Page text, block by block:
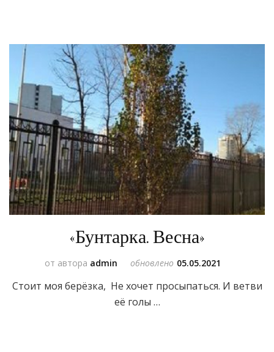
«Бунтарка. Весна»
от автора admin обновлено 05.05.2021
Стоит моя берёзка, Не хочет просыпаться. И ветви
её голы …